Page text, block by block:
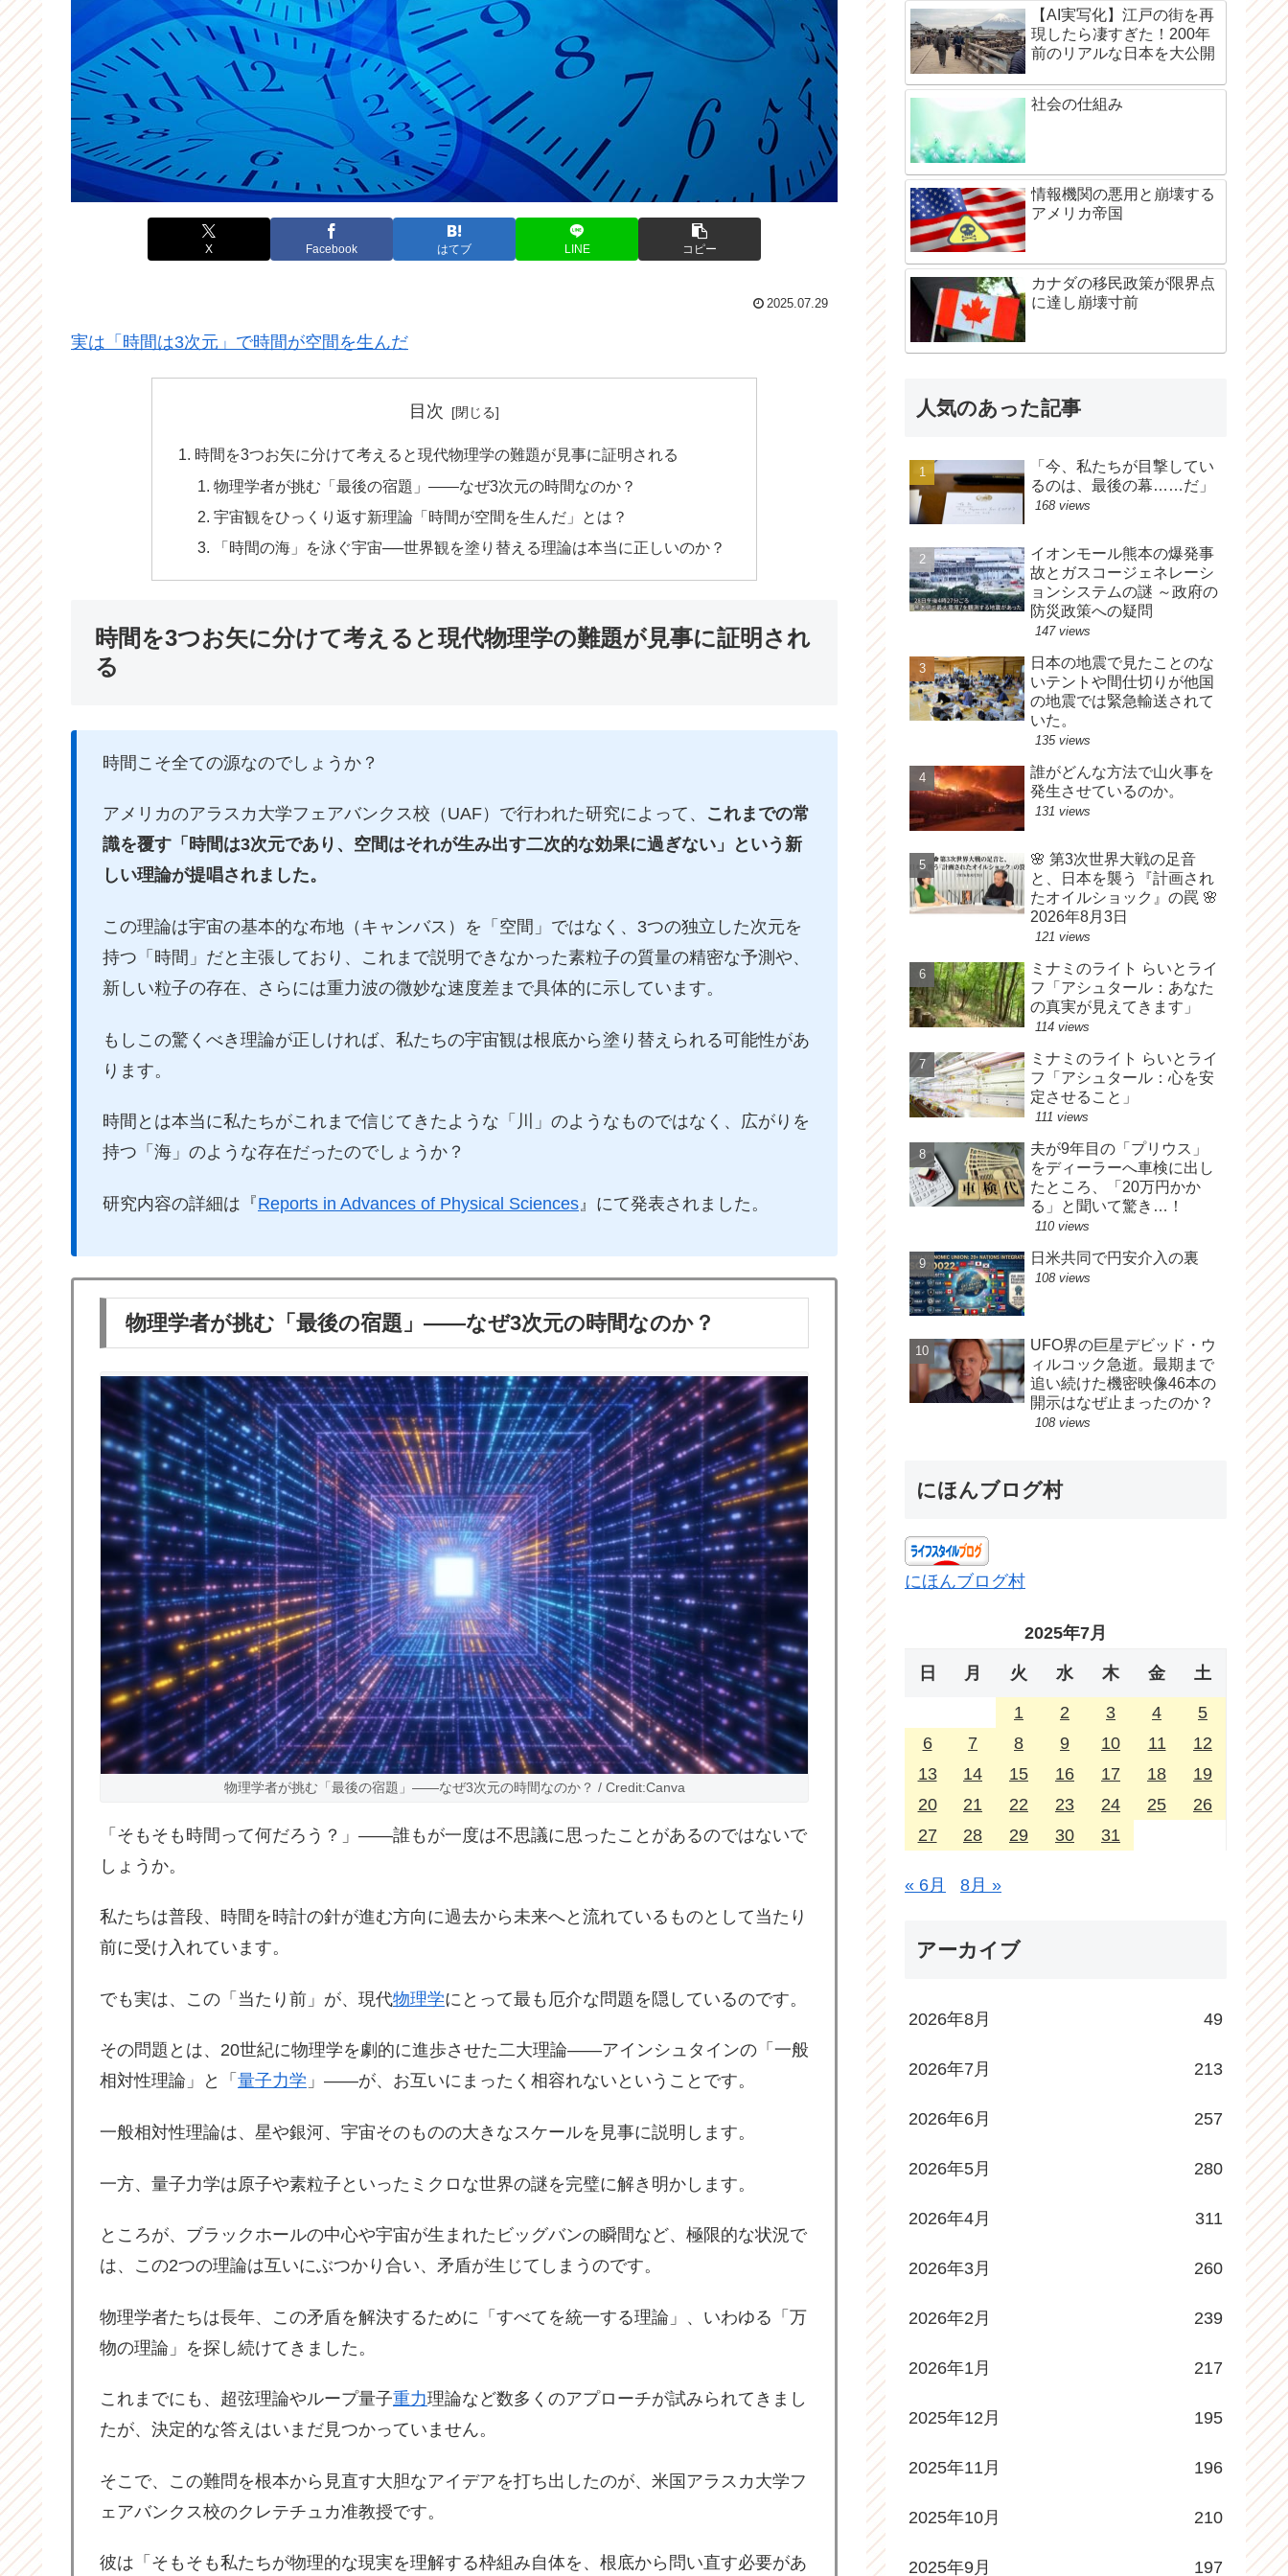
X Facebook はてブ LINE コピー
2025.07.29
実は「時間は3次元」で時間が空間を生んだ
目次
時間を3つお矢に分けて考えると現代物理学の難題が見事に証明される
物理学者が挑む「最後の宿題」――なぜ3次元の時間なのか？
宇宙観をひっくり返す新理論「時間が空間を生んだ」とは？
「時間の海」を泳ぐ宇宙──世界観を塗り替える理論は本当に正しいのか？
時間を3つお矢に分けて考えると現代物理学の難題が見事に証明され
る
時間こそ全ての源なのでしょうか？
アメリカのアラスカ大学フェアバンクス校（UAF）で行われた研究によって、 これまでの常
識を覆す「時間は3次元であり、空間はそれが生み出す二次的な効果に過ぎない」という新
しい理論が提唱されました。
この理論は宇宙の基本的な布地（キャンバス）を「空間」ではなく、3つの独立した次元を
持つ「時間」だと主張しており、これまで説明できなかった素粒子の質量の精密な予測や、
新しい粒子の存在、さらには重力波の微妙な速度差まで具体的に示しています。
もしこの驚くべき理論が正しければ、私たちの宇宙観は根底から塗り替えられる可能性があ
ります。
時間とは本当に私たちがこれまで信じてきたような「川」のようなものではなく、広がりを
持つ「海」のような存在だったのでしょうか？
研究内容の詳細は『Reports in Advances of Physical Sciences 』にて発表されました。
物理学者が挑む「最後の宿題」――なぜ3次元の時間なのか？
物理学者が挑む「最後の宿題」――なぜ3次元の時間なのか？ / Credit:Canva
「そもそも時間って何だろう？」――誰もが一度は不思議に思ったことがあるのではないで
しょうか。
私たちは普段、時間を時計の針が進む方向に過去から未来へと流れているものとして当たり
前に受け入れています。
でも実は、この「当たり前」が、現代物理学にとって最も厄介な問題を隠しているのです。
その問題とは、20世紀に物理学を劇的に進歩させた二大理論――アインシュタインの「一般
相対性理論」と「 量子力学 」――が、お互いにまったく相容れないということです。
一般相対性理論は、星や銀河、宇宙そのものの大きなスケールを見事に説明します。
一方、量子力学は原子や素粒子といったミクロな世界の謎を完璧に解き明かします。
ところが、ブラックホールの中心や宇宙が生まれたビッグバンの瞬間など、極限的な状況で
は、この2つの理論は互いにぶつかり合い、矛盾が生じてしまうのです。
物理学者たちは長年、この矛盾を解決するために「すべてを統一する理論」、いわゆる「万
物の理論」を探し続けてきました。
これまでにも、超弦理論やループ量子重力理論など数多くのアプローチが試みられてきまし
たが、決定的な答えはいまだ見つかっていません。
そこで、この難問を根本から見直す大胆なアイデアを打ち出したのが、米国アラスカ大学フ
ェアバンクス校のクレテチュカ准教授です。
彼は「そもそも私たちが物理的な現実を理解する枠組み自体を、根底から問い直す必要があ
【AI実写化】江戸の街を再
現したら凄すぎた！200年
前のリアルな日本を大公開
社会の仕組み
情報機関の悪用と崩壊する
アメリカ帝国
カナダの移民政策が限界点
に達し崩壊寸前
人気のあった記事
「今、私たちが目撃してい
るのは、最後の幕……だ」
168 views
イオンモール熊本の爆発事
故とガスコージェネレーシ
ョンシステムの謎 ～政府の
防災政策への疑問
147 views
日本の地震で見たことのな
いテントや間仕切りが他国
の地震では緊急輸送されて
いた。
135 views
誰がどんな方法で山火事を
発生させているのか。
131 views
🌸 第3次世界大戦の足音
と、日本を襲う『計画され
たオイルショック』の罠 🌸
2026年8月3日
121 views
ミナミのライト らいとライ
フ「アシュタール：あなた
の真実が見えてきます」
114 views
ミナミのライト らいとライ
フ「アシュタール：心を安
定させること」
111 views
夫が9年目の「プリウス」
をディーラーへ車検に出し
たところ、「20万円かか
る」と聞いて驚き…！
110 views
日米共同で円安介入の裏
108 views
UFO界の巨星デビッド・ウ
ィルコック急逝。最期まで
追い続けた機密映像46本の
開示はなぜ止まったのか？
108 views
にほんブログ村
にほんブログ村
2025年7月
日 月 火 水 木 金 土
1 2 3 4
5
6
7 8 9 10 11
12
13
14 15 16 17 18
19
20
21 22 23 24 25
26
27
28 29 30 31
« 6月 8月 »
アーカイブ
2026年8月 49
2026年7月 213
2026年6月 257
2026年5月 280
2026年4月 311
2026年3月 260
2026年2月 239
2026年1月 217
2025年12月 195
2025年11月 196
2025年10月 210
2025年9月 197